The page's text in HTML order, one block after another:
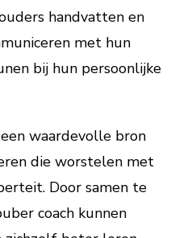
handvatten en
met hun
bij hun persoonlijke
waardevolle bron
die worstelen met
Door samen te
coach kunnen